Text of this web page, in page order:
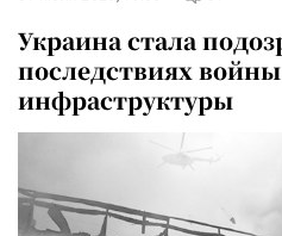
Украина стала
последствиях
инфраструктуры